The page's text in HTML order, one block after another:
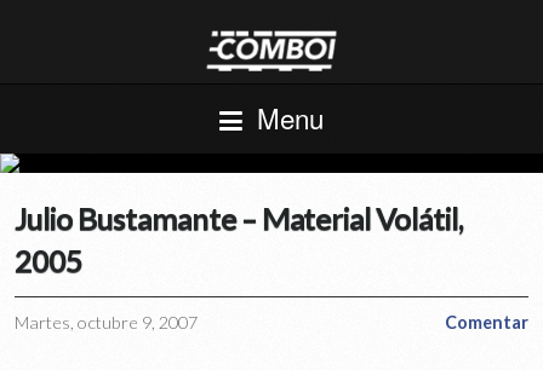
Menu
Julio Bustamante – Material Volátil,
2005
Martes, octubre 9, 2007 Comentar